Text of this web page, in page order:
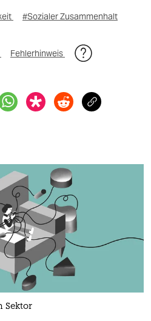
#Sozialer Zusammenhalt
Fehlerhinweis
Sektor